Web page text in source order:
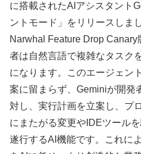
に搭載されたAIアシスタント
ントモード」をリリースしま
Narwhal Feature Drop
者は自然言語で複雑なタスク
になります。このエージェン
案に留まらず、Geminiが開発
対し、実行計画を立案し、プ
にまたがる変更やIDEツール
遂行するAI機能です。これに